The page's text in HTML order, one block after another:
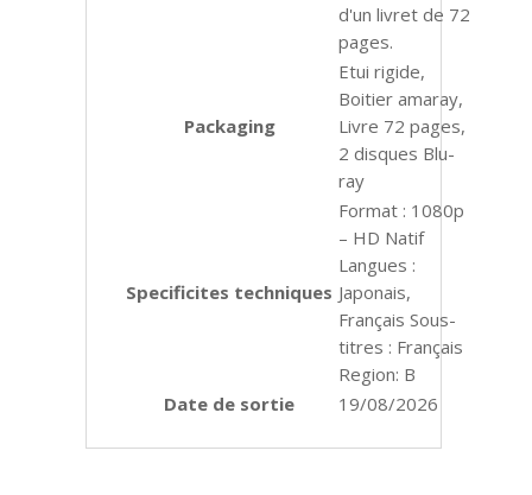
d'un livret de 72
pages.
Packaging
Etui rigide,
Boitier amaray,
Livre 72 pages,
2 disques Blu-
ray
Specificites techniques
Format : 1080p
– HD Natif
Langues :
Japonais,
Français Sous-
titres : Français
Region: B
Date de sortie
19/08/2026